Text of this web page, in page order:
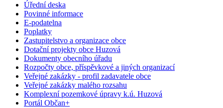
Úřední deska
Povinné informace
E-podatelna
Poplatky
Zastupitelstvo a organizace obce
Dotační projekty obce Huzová
Dokumenty obecního úřadu
Rozpočty obce, příspěvkové a jiných organizací
Veřejné zakázky - profil zadavatele obce
Veřejné zakázky malého rozsahu
Komplexní pozemkové úpravy k.ú. Huzová
Portál Občan+